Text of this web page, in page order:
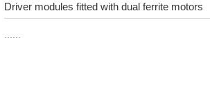
Driver modules fitted with dual ferrite motors